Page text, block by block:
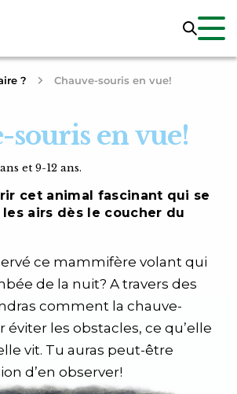
? Chauve-souris en vue!
souris en vue!
et 9-12 ans.
cet animal fascinant qui se
airs dès le coucher du
ce mammifère volant qui
de la nuit? A travers des
comment la chauve-
éviter les obstacles, ce qu’elle
vit. Tu auras peut-être
d’en observer!